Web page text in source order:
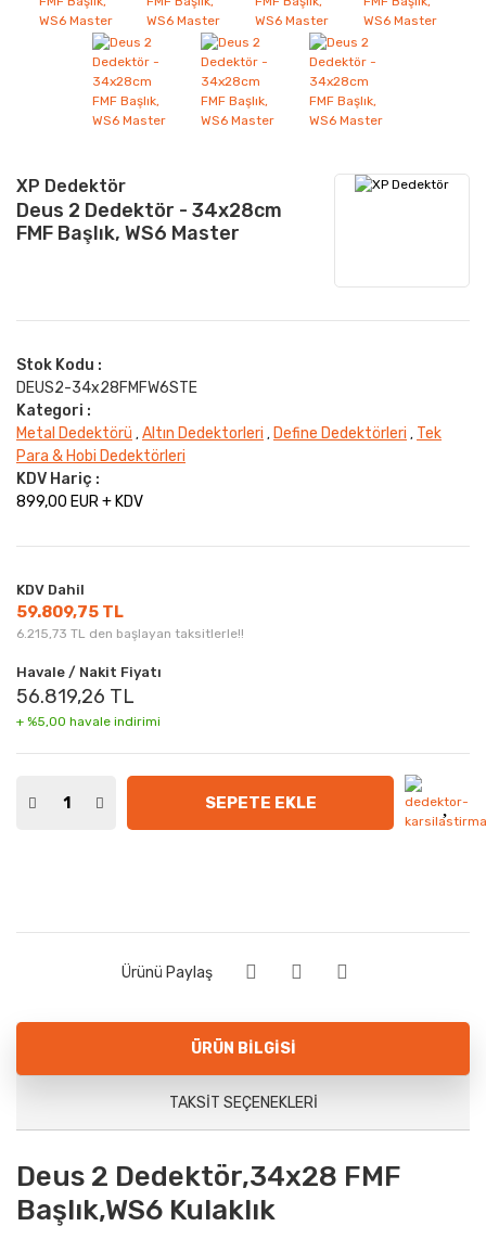
XP Dedektör
Deus 2 Dedektör - 34x28cm
FMF Başlık, WS6 Master
Stok Kodu :
DEUS2-34x28FMFW6STE
Kategori :
Metal Dedektörü , Altın Dedektorleri , Define Dedektörleri , Tek
Para & Hobi Dedektörleri
KDV Hariç :
899,00 EUR + KDV
KDV Dahil
59.809,75 TL
6.215,73 TL den başlayan taksitlerle!!
Havale / Nakit Fiyatı
56.819,26 TL
+ %5,00 havale indirimi
SEPETE EKLE
Ürünü Paylaş
ÜRÜN BILGISI
TAKSIT SEÇENEKLERI
Deus 2 Dedektör,34x28 FMF
Başlık,WS6 Kulaklık